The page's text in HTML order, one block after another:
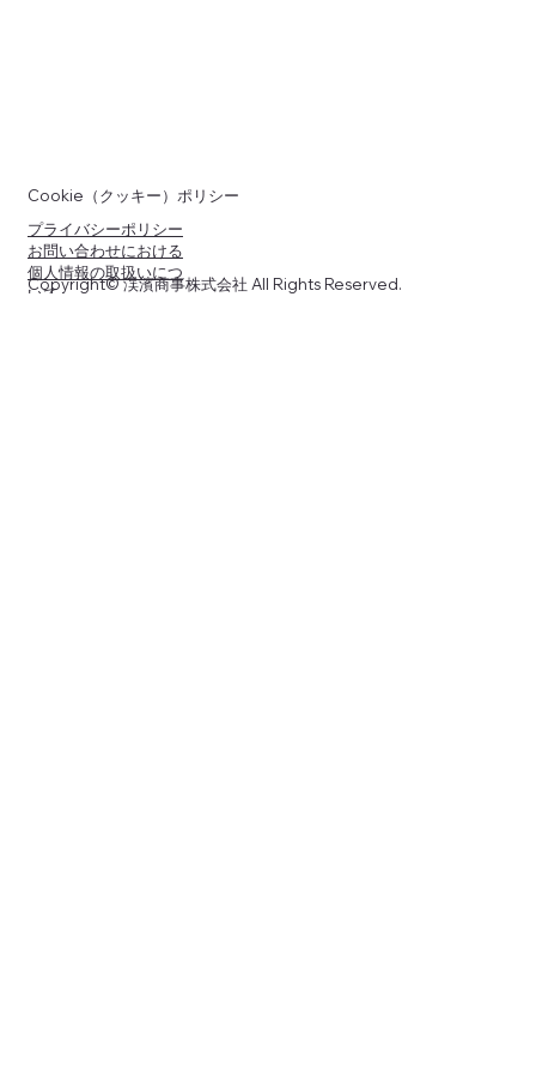
Cookie（クッキー）ポリシー
プライバシーポリシー
お問い合わせにおける
個人情報の取扱いにつ
いて
Copyright© 渓濱商事株式会社 All Rights Reserved.